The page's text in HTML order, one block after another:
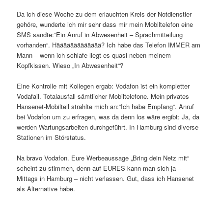
Da ich diese Woche zu dem erlauchten Kreis der Notdienstler
gehöre, wunderte ich mir sehr dass mir mein Mobiltelefon eine
SMS sandte:“Ein Anruf in Abwesenheit – Sprachmitteilung
vorhanden“. Häääääääääääää? Ich habe das Telefon IMMER am
Mann – wenn ich schlafe liegt es quasi neben meinem
Kopfkissen. Wieso „In Abwesenheit“?
Eine Kontrolle mit Kollegen ergab: Vodafon ist ein kompletter
Vodafail. Totalausfall sämtlicher Mobiltelefone. Mein privates
Hansenet-Mobilteil strahlte mich an:“Ich habe Empfang“. Anruf
bei Vodafon um zu erfragen, was da denn los wäre ergibt: Ja, da
werden Wartungsarbeiten durchgeführt. In Hamburg sind diverse
Stationen im Störstatus.
Na bravo Vodafon. Eure Werbeaussage „Bring dein Netz mit“
scheint zu stimmen, denn auf EURES kann man sich ja –
Mittags in Hamburg – nicht verlassen. Gut, dass ich Hansenet
als Alternative habe.